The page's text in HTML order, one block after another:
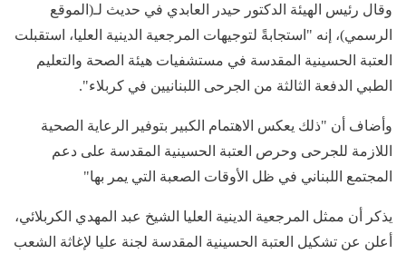
وقال رئيس الهيئة الدكتور حيدر العابدي في حديث لـ(الموقع
الرسمي)، إنه "استجابةً لتوجيهات المرجعية الدينية العليا، استقبلت
العتبة الحسينية المقدسة في مستشفيات هيئة الصحة والتعليم
الطبي الدفعة الثالثة من الجرحى اللبنانيين في كربلاء".
وأضاف أن "ذلك يعكس الاهتمام الكبير بتوفير الرعاية الصحية
اللازمة للجرحى وحرص العتبة الحسينية المقدسة على دعم
المجتمع اللبناني في ظل الأوقات الصعبة التي يمر بها"
يذكر أن ممثل المرجعية الدينية العليا الشيخ عبد المهدي الكربلائي،
أعلن عن تشكيل العتبة الحسينية المقدسة لجنة عليا لإغاثة الشعب